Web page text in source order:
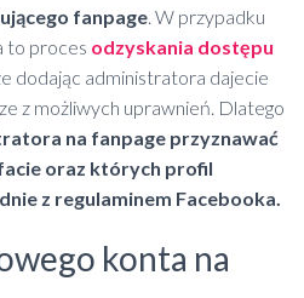
fanpage. W przypadku
to proces odzyskania dostępu
dodając administratora dajecie
z możliwych uprawnień. Dlatego
na fanpage przyznawać
oraz których profil
z regulaminem Facebooka.
konta na